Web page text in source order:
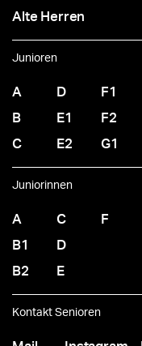
Alte Herren
Junioren
A
B
C
D
E1
E2
F1
F2
G1
Juniorinnen
A
B1
B2
C
D
E
F
Kontakt Senioren